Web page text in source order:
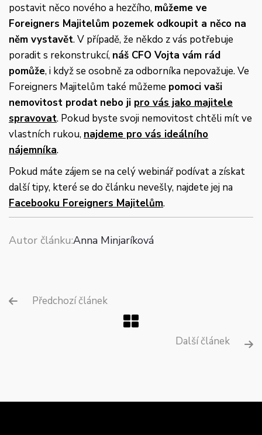
postavit něco nového a hezčího, můžeme ve
Foreigners Majitelům pozemek odkoupit a něco na
něm vystavět. V případě, že někdo z vás potřebuje
poradit s rekonstrukcí, náš CFO Vojta vám rád
pomůže, i když se osobně za odborníka nepovažuje. Ve
Foreigners Majitelům také můžeme pomoci vaši
nemovitost prodat nebo ji pro vás jako majitele
spravovat. Pokud byste svoji nemovitost chtěli mít ve
vlastních rukou, najdeme pro vás ideálního
nájemníka.
Pokud máte zájem se na celý webinář podívat a získat
další tipy, které se do článku nevešly, najdete jej na
Facebooku Foreigners Majitelům.
Autor článku:Anna Minjaríková
 Předchozí článek
Další článek 